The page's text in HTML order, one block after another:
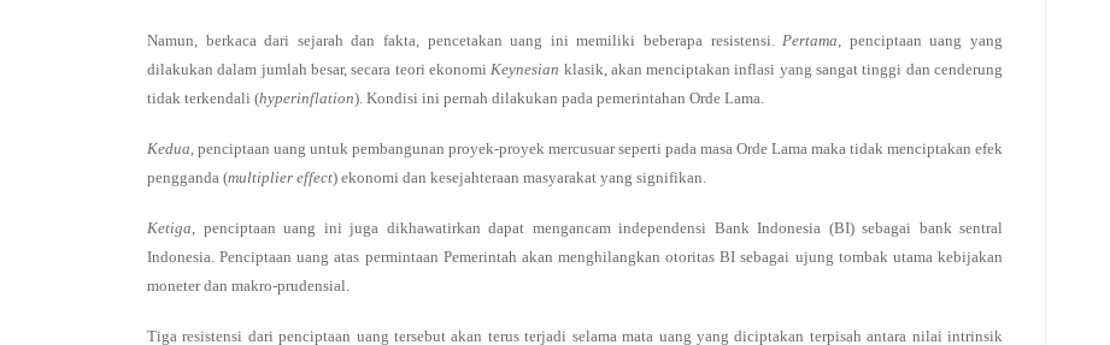
Namun, berkaca dari sejarah dan fakta, pencetakan uang ini memiliki beberapa resistensi.Pertama, penciptaan uang yang
dilakukan dalam jumlah besar, secara teori ekonomiKeynesian klasik, akan menciptakan inflasi yang sangat tinggi dan cenderung
tidak terkendali (hyperinflation). Kondisi ini pernah dilakukan pada pemerintahan Orde Lama.
Kedua, penciptaan uang untuk pembangunan proyek-proyek mercusuar seperti pada masa Orde Lama maka tidak menciptakan efek
pengganda (multiplier effect) ekonomi dan kesejahteraan masyarakat yang signifikan.
Ketiga, penciptaan uang ini juga dikhawatirkan dapat mengancam independensi Bank Indonesia (BI) sebagai bank sentral
Indonesia. Penciptaan uang atas permintaan Pemerintah akan menghilangkan otoritas BI sebagai ujung tombak utama kebijakan
moneter dan makro-prudensial.
Tiga resistensi dari penciptaan uang tersebut akan terus terjadi selama mata uang yang diciptakan terpisah antara nilai intrinsik